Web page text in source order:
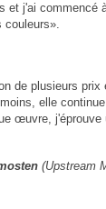
et j'ai commencé
couleurs».
de plusieurs
elle
œuvre,
(Upstream